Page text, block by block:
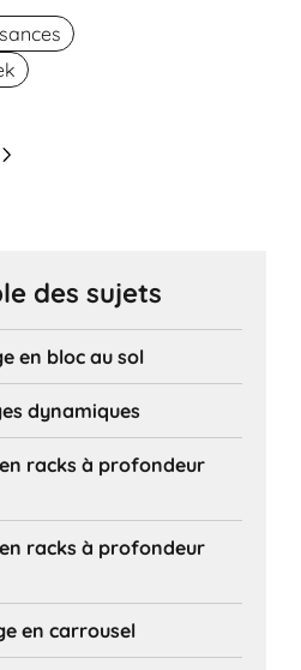
des sujets
en bloc au sol
dynamiques
racks à profondeur
racks à profondeur
en carrousel